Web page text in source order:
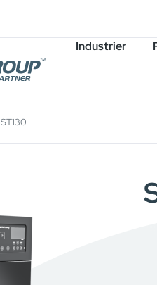
Industrier
ST130